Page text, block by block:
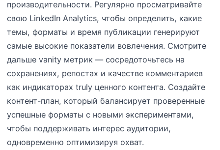
производительности. Регулярно просматривайте
свою LinkedIn Analytics, чтобы определить, какие
темы, форматы и время публикации генерируют
самые высокие показатели вовлечения. Смотрите
дальше vanity метрик — сосредоточьтесь на
сохранениях, репостах и качестве комментариев
как индикаторах truly ценного контента. Создайте
контент-план, который балансирует проверенные
успешные форматы с новыми экспериментами,
чтобы поддерживать интерес аудитории,
одновременно оптимизируя охват.